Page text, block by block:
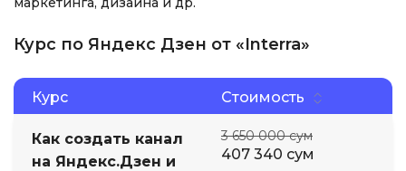
Курс по Яндекс Дзен от «Interra»
Курс Стоимость
Как создать канал
на Яндекс.Дзен и
3 650 000 сум
407 340 сум